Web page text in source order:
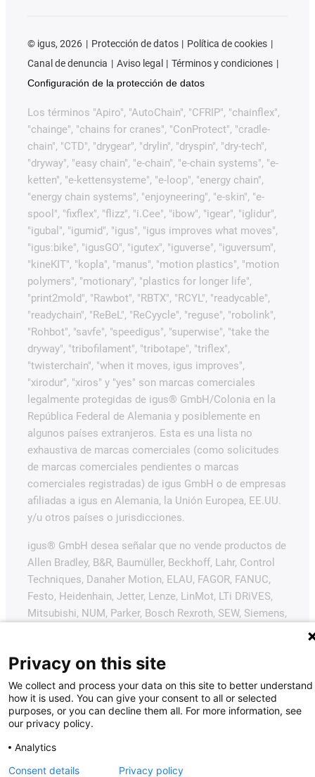
© igus, 2026 Protección de datos
Política de cookies
Canal de denuncia
Aviso legal
Términos y condiciones
Configuración de la protección de datos
Los términos "Apiro", "AutoChain", "CFRIP", "chainflex",
"chainge", "chains for cranes", "ConProtect", "cradle-
chain", "CTD", "drygear", "drylin", "dryspin", "dry-tech",
"dryway", "easy chain", "e-chain", "e-chain systems", "e-
ketten", "e-kettensysteme", "e-loop", "energy chain",
"energy chain systems", "enjoyneering", "e-skin", "e-
spool", "fixflex", "flizz", "i.Cee", "ibow", "igear", "iglidur",
"igubal", "igumid", "igus", "igus improves what moves",
"igus:bike", "igusGO", "igutex", "iguverse", "iguversum",
"kineKIT", "kopla", "manus", "motion plastics", "motion
polymers", "motionary", "plastics for longer life",
"print2mold", "Rawbot", "RBTX", "RCYL", "readycable",
"readychain", "ReBeL", "ReCyycle", "reguse", "robolink",
"Rohbot", "savfe", "speedigus", "superwise", "take the
dryway", "tribofilament", "tribotape", "triflex",
"twisterchain", "when it moves, igus improves",
"xirodur", "xiros" y "yes" son marcas comerciales
legalmente protegidas de igus® GmbH/Colonia en la
República Federal de Alemania y posiblemente en
algunos países extranjeros. Esta es una lista no
exhaustiva de marcas comerciales (como solicitudes
de marcas comerciales pendientes o marcas
comerciales registradas) de igus GmbH o de empresas
afiliadas a igus en Alemania, la Unión Europea, EE.UU.
y/u otros países o jurisdicciones.
igus® GmbH desea señalar que no vende productos de
Allen Bradley, B&R, Baumüller, Beckhoff, Lahr, Control
Techniques, Danaher Motion, ELAU, FAGOR, FANUC,
Festo, Heidenhain, Jetter, Lenze, LinMot, LTi DRiVES,
Mitsubishi, NUM, Parker, Bosch Rexroth, SEW, Siemens,
productos ofrecidos por igus® son los de igus®
GmbH.
Privacy on this site
We collect and process your data on this site to better understand
how it is used. You can give your consent to all or selected
purposes, or you can decline them all. For more information, see
our privacy policy.
Analytics
Consent details
Privacy policy